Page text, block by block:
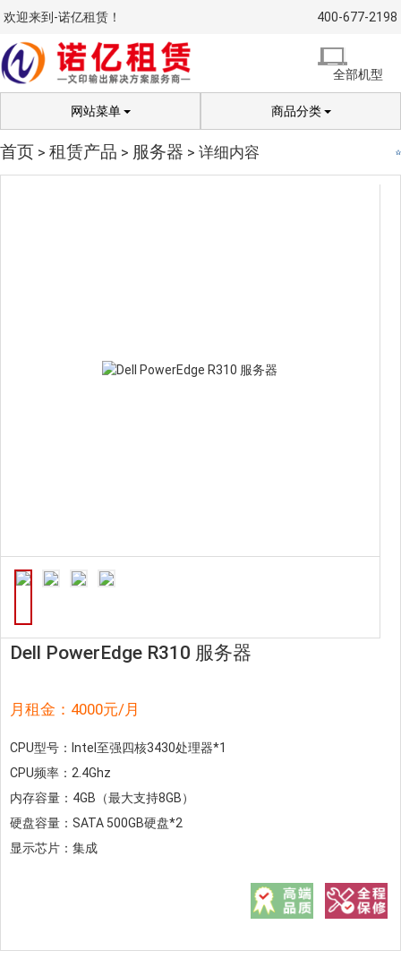
欢迎来到-诺亿租赁！ 400-677-2198
全部机型
网站菜单 商品分类
首页 > 租赁产品 > 服务器 > 详细内容
Dell PowerEdge R310 服务器
月租金：4000元/月
CPU型号：Intel至强四核3430处理器*1
CPU频率：2.4Ghz
内存容量：4GB（最大支持8GB）
硬盘容量：SATA 500GB硬盘*2
显示芯片：集成